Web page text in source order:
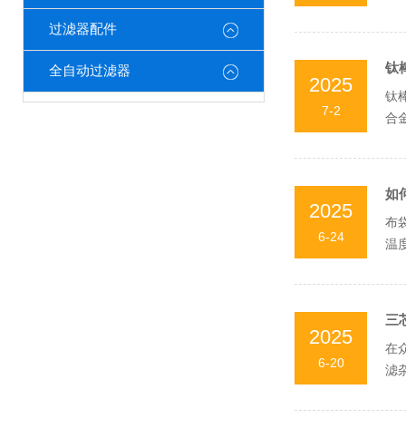
过滤器配件
全自动过滤器
2025
7-2
钛
钛
合
2025
6-24
如
布
温
2025
6-20
三
在
滤